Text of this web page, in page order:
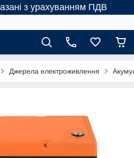
з урахуванням ПДВ
Джерела електроживлення